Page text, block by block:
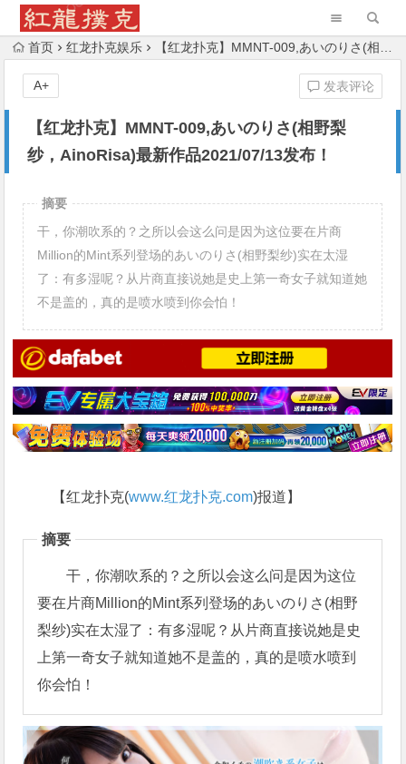
首页 红龙扑克娱乐 【红龙扑克】MMNT-009,あいのりさ(相野梨纱，AinoRisa)最新作品2021/07/13发布！
【红龙扑克】MMNT-009,あいのりさ(相野梨
纱，AinoRisa)最新作品2021/07/13发布！
发表评论
A+
摘要
干，你潮吹系的？之所以会这么问是因为这位要在片商
Million的Mint系列登场的あいのりさ(相野梨纱)实在太湿
了：有多湿呢？从片商直接说她是史上第一奇女子就知道她
不是盖的，真的是喷水喷到你会怕！
【红龙扑克(www.红龙扑克.com)报道】
摘要
干，你潮吹系的？之所以会这么问是因为这位
要在片商Million的Mint系列登场的あいのりさ(相野
梨纱)实在太湿了：有多湿呢？从片商直接说她是史
上第一奇女子就知道她不是盖的，真的是喷水喷到
你会怕！